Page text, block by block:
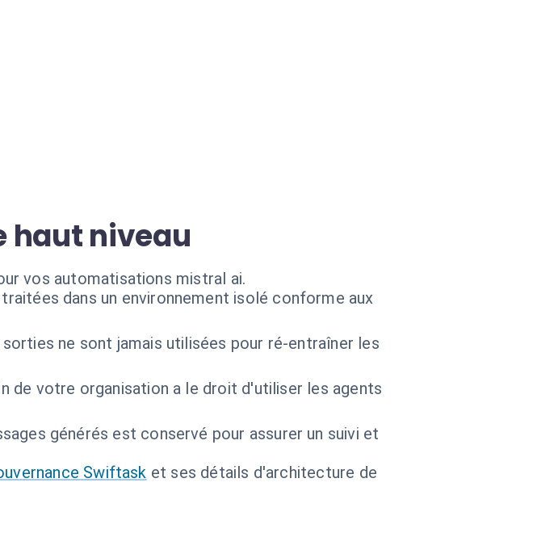
haut niveau
vos automatisations mistral ai.
dans un environnement isolé conforme aux
ne sont jamais utilisées pour ré-entraîner les
de votre organisation a le droit d'utiliser les agents
générés est conservé pour assurer un suivi et
Swiftask et ses détails d'architecture de